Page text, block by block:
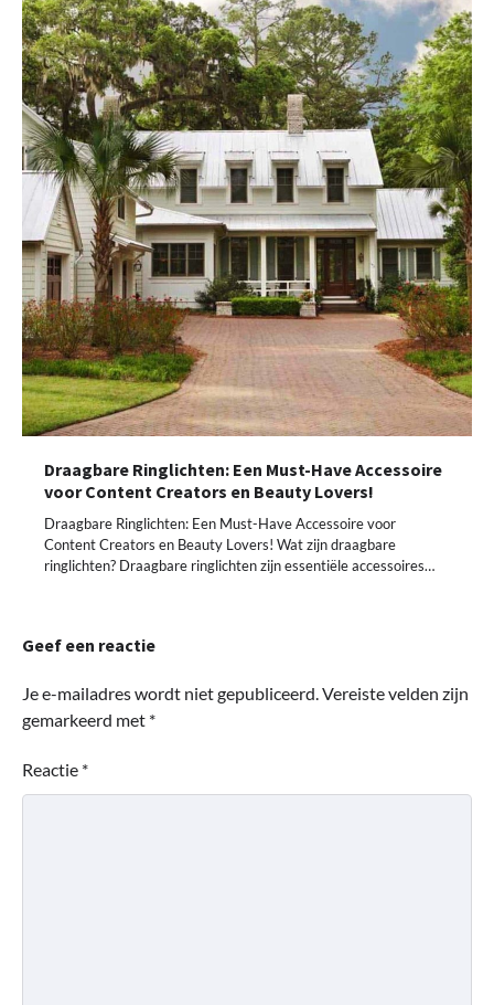
Draagbare Ringlichten: Een Must-Have Accessoire
voor Content Creators en Beauty Lovers!
Draagbare Ringlichten: Een Must-Have Accessoire voor
Content Creators en Beauty Lovers! Wat zijn draagbare
ringlichten? Draagbare ringlichten zijn essentiële accessoires…
Geef een reactie
Je e-mailadres wordt niet gepubliceerd.Vereiste velden zijn
gemarkeerd met *
Reactie *